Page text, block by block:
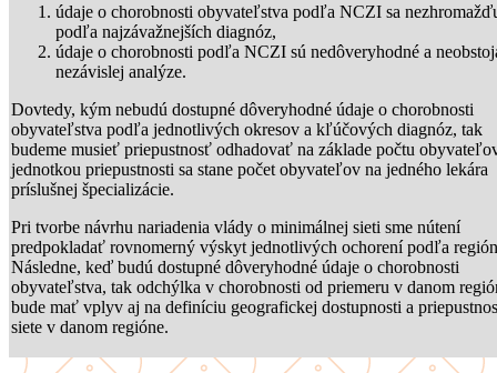
údaje o chorobnosti obyvateľstva podľa NCZI sa
podľa najzávažnejších diagnóz,
údaje o chorobnosti podľa NCZI sú nedôveryhodné a
nezávislej analýze.
Dovtedy, kým nebudú dostupné dôveryhodné údaje o chorobnosti
obyvateľstva podľa jednotlivých okresov a kľúčových diagnóz, tak
budeme musieť priepustnosť odhadovať na základe počtu
jednotkou priepustnosti sa stane počet obyvateľov na jedného lekára
príslušnej špecializácie.
Pri tvorbe návrhu nariadenia vlády o minimálnej sieti sme nútení
predpokladať rovnomerný výskyt jednotlivých ochorení podľa
Následne, keď budú dostupné dôveryhodné údaje o chorobnosti
obyvateľstva, tak odchýlka v chorobnosti od priemeru v danom
bude mať vplyv aj na definíciu geografickej dostupnosti a
siete v danom regióne.